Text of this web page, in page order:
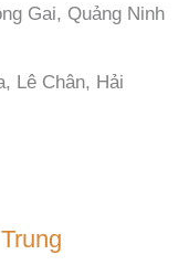
Gai, Quảng Ninh
Lê Chân, Hải